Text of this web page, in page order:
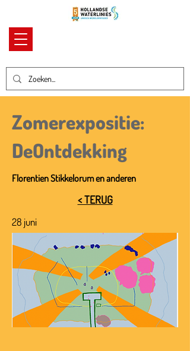
Zomerexpositie:
DeOntdekking
Florentien Stikkelorum en anderen
< TERUG
28 juni
-
28 augustus